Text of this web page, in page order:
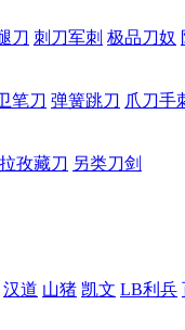
刀 刺刀军刺 极品刀奴
笔刀 弹簧跳刀 爪刀手
拉孜藏刀 另类刀剑
汉道 山猪 凯文 LB利兵